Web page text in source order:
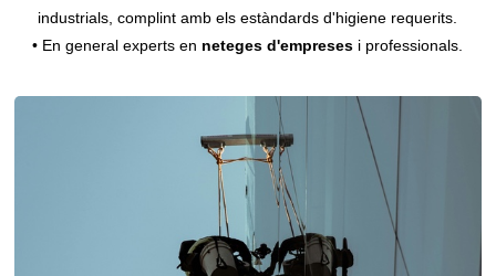
industrials, complint amb els estàndards d'higiene requerits.
• En general experts en neteges d'empreses i professionals.